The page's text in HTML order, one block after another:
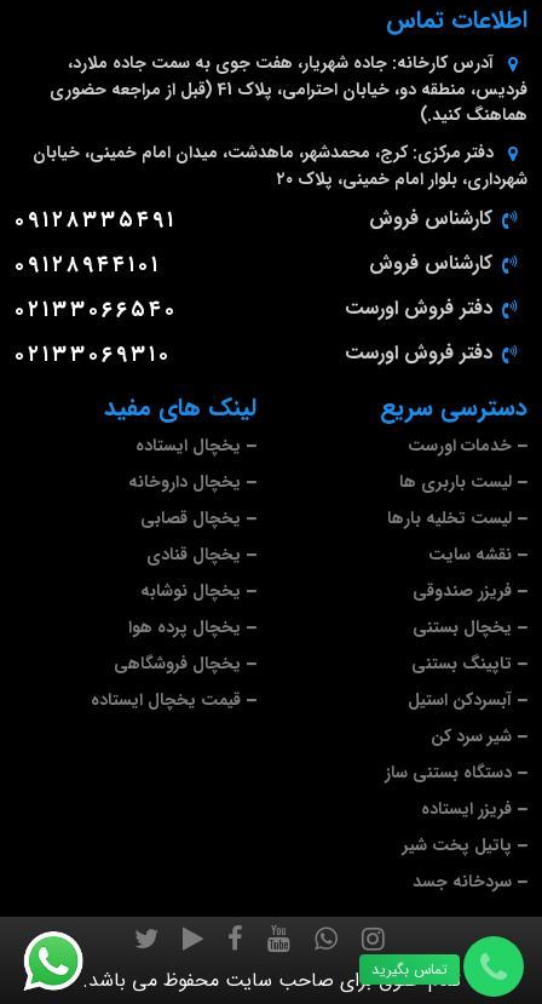
لینک های مفید
یخچال ایستاده
یخچال داروخانه
یخچال قصابی
یخچال قنادی
یخچال نوشابه
یخچال پرده هوا
یخچال فروشگاهی
قیمت یخچال ایستاده
دسترسی سریع
خدمات اورست
لیست باربری ها
لیست تخلیه بارها
نقشه سایت
فریزر صندوقی
یخچال بستنی
تاپینگ بستنی
آبسردکن استیل
شیر سرد کن
دستگاه بستنی ساز
فریزر ایستاده
پاتیل پخت شیر
سردخانه جسد
اطلاعات تماس
آدرس کارخانه: جاده شهریار، هفت جوی به سمت جاده ملارد،
فردیس، منطقه دو، خیابان احترامی، پلاک 41 (قبل از مراجعه حضوری
هماهنگ کنید.)
دفتر مرکزی: کرج، محمدشهر، ماهدشت، میدان امام خمینی، خیابان
شهرداری، بلوار امام خمینی، پلاک ۲۰
کارشناس فروش ۰۹۱۲۸۳۳۵۴۹۱
کارشناس فروش ۰۹۱۲۸۹۴۴۱۰۱
دفتر فروش اورست ۰۲۱۳۳۰۶۶۵۴۰
دفتر فروش اورست ۰۲۱۳۳۰۶۹۳۱۰
تمام حقوق برای صاحب سایت محفوظ می باشد.
تماس بگیرید